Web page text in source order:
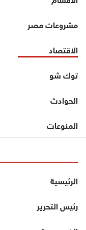
مشروعات مصر
الاقتصاد
توك شو
الحوادث
المنوعات
الرئيسية
رئيس التحرير